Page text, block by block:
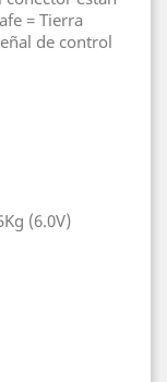
= Tierra
de control
(6.0V)